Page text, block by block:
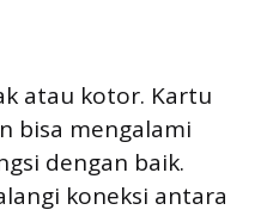
atau kotor. Kartu
bisa mengalami
dengan baik.
koneksi antara